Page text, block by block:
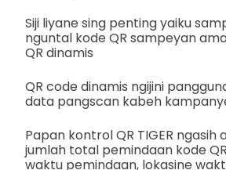
Siji liyane sing penting yaiku
nguntal kode QR sampeyan
QR dinamis
QR code dinamis ngijini
data pangscan kabeh
Papan kontrol QR TIGER ngasih
jumlah total pemindaan kode
waktu pemindaan, lokasine